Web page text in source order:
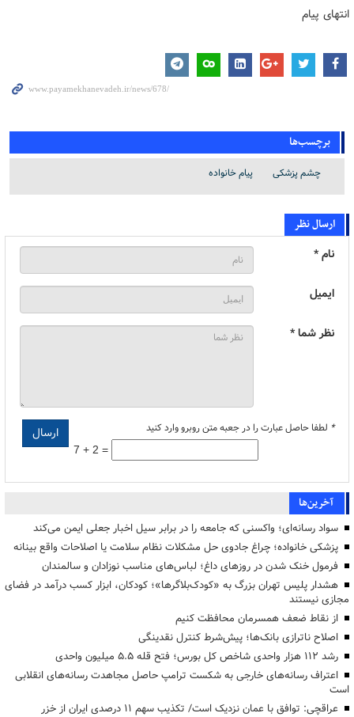
انتهای پیام
برچسب‌ها
چشم پزشکی پیام خانواده
ارسال نظر
نام *
ایمیل
نظر شما *
* لطفا حاصل عبارت را در جعبه متن روبرو وارد کنید
7 + 2 =
آخرین‌ها
سواد رسانه‌ای؛ واکسنی که جامعه را در برابر سیل اخبار جعلی ایمن می‌کند
پزشکی خانواده؛ چراغ جادوی حل مشکلات نظام سلامت یا اصلاحات واقع بینانه
فرمول خنک شدن در روزهای داغ؛ لباس‌های مناسب نوزادان و سالمندان
هشدار پلیس تهران بزرگ به «کودک‌بلاگرها»؛ کودکان، ابزار کسب درآمد در فضای
مجازی نیستند
از نقاط ضعف همسرمان محافظت کنیم
اصلاح ناترازی بانک‌ها؛ پیش‌شرط کنترل نقدینگی
رشد ۱۱۲ هزار واحدی شاخص کل بورس؛ فتح قله ۵.۵ میلیون واحدی
اعتراف رسانه‌های خارجی به شکست ترامپ حاصل مجاهدت رسانه‌های انقلابی
است
عراقچی: توافق با عمان نزدیک است/ تکذیب سهم ۱۱ درصدی ایران از خزر